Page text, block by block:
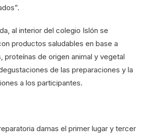
al interior del colegio Islón se
productos saludables en base a
proteínas de origen animal y vegetal
de las preparaciones y la
a los participantes.
damas el primer lugar y tercer